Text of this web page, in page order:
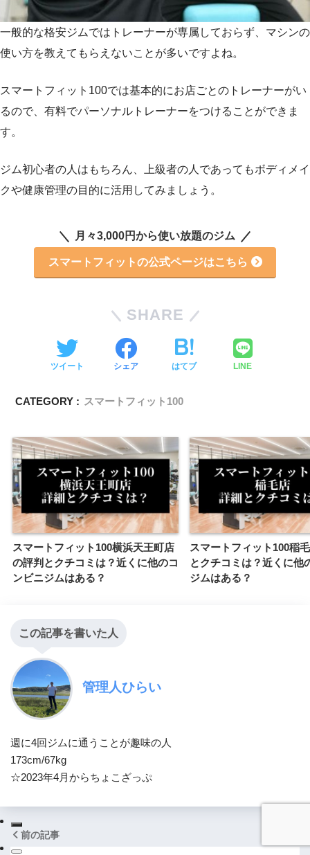
一般的な格安ジムではトレーナーが専属しておらず、マシンの
使い方を教えてもらえないことが多いですよね。
スマートフィット100では基本的にお店ごとのトレーナーがい
るので、有料でパーソナルトレーナーをつけることができま
す。
ジム初心者の人はもちろん、上級者の人であってもボディメイ
クや健康管理の目的に活用してみましょう。
月々3,000円から使い放題のジム
スマートフィットの公式ページはこちら
SHARE
ツイート シェア はてブ LINE
CATEGORY : スマートフィット100
スマートフィット100横浜天王町店
の評判とクチコミは？近くに他のコ
ンビニジムはある？
スマートフィット100稲
とクチコミは？近くに他
ジムはある？
この記事を書いた人
管理人ひらい
週に4回ジムに通うことが趣味の人
173cm/67kg
☆2023年4月からちょこざっぷ
前の記事